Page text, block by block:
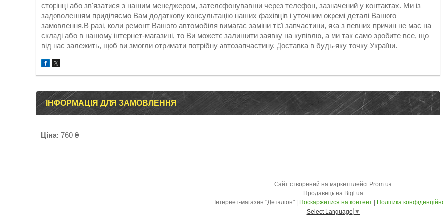
сторінці або зв'язатися з нашим менеджером, зателефонувавши через телефон, зазначений у контактах. Ми із
задоволенням приділяємо Вам додаткову консультацію наших фахівців і уточним окремі деталі Вашого
замовлення.В разі, коли ремонт Вашого автомобіля вимагає заміни тієї запчастини, яка з певних причин не має на
складі або в нашому інтернет-магазині, то Ви можете залишити заявку на купівлю, а ми так само зробите все, що
від нас залежить, щоб ви змогли отримати потрібну автозапчастину. Доставка в будь-яку точку України.
ІНФОРМАЦІЯ ДЛЯ ЗАМОВЛЕННЯ
Ціна: 760 ₴
Сайт створений на маркетплейсі Prom.ua
Продавець на Bigl.ua
Поскаржитися на контент
Політика
Select Language ▼